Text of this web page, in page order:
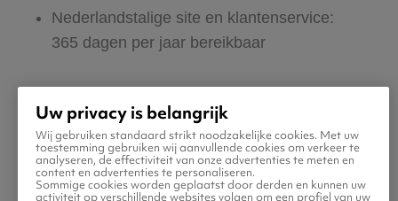
Nederlandstalige site en klantenservice:
365 dagen per jaar bereikbaar
Boek ook direct een hotel of huurauto voor
in Brussel
Uw privacy is belangrijk
Wij gebruiken standaard strikt noodzakelijke cookies. Met uw
toestemming gebruiken wij aanvullende cookies om verkeer te
analyseren, de effectiviteit van onze advertenties te meten en
content en advertenties te personaliseren.
Sommige cookies worden geplaatst door derden en kunnen uw
activiteit op verschillende websites volgen om een profiel van uw